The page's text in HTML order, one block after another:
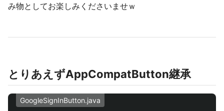
み物としてお楽しみくださいませｗ
とりあえずAppCompatButton継承
GoogleSignInButton.java